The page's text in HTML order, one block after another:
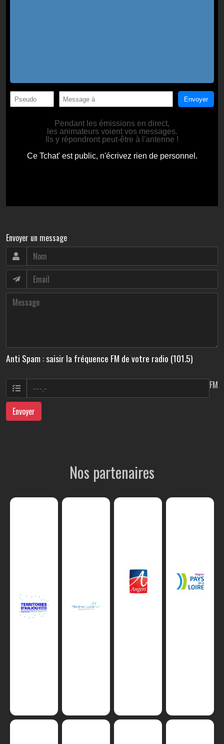
Envoyer un message
Anti Spam : saisir la fréquence FM de votre radio (101.5)
FM
Envoyer
Nos partenaires